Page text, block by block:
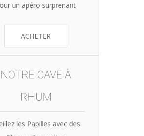
un apéro surprenant
ACHETER
NOTRE CAVE À
RHUM
les Papilles avec des